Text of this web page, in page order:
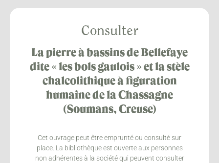
Consulter
La pierre à bassins de Bellefaye
dite « les bols gaulois » et la stèle
chalcolithique à figuration
humaine de la Chassagne
(Soumans, Creuse)
Cet ouvrage peut être emprunté ou consulté sur
place. La bibliothèque est ouverte aux personnes
non adhérentes à la société qui peuvent consulter